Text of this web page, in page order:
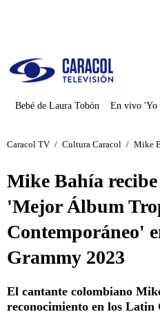
Bebé de Laura Tobón En vivo 'Yo
Caracol TV / Cultura Caracol / Mike
Mike Bahía
'Mejor Álbum
Contemporáneo'
Grammy 2023
El cantante colombiano
reconocimiento en los Latin